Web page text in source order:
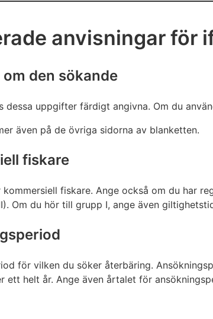
anvisningar för
den sökande
dessa uppgifter färdigt angivna. Om du
även på de övriga sidorna av blanketten.
fiskare
kommersiell fiskare. Ange också om du har
Om du hör till grupp I, ange även
för vilken du söker återbäring.
ett helt år. Ange även årtalet för